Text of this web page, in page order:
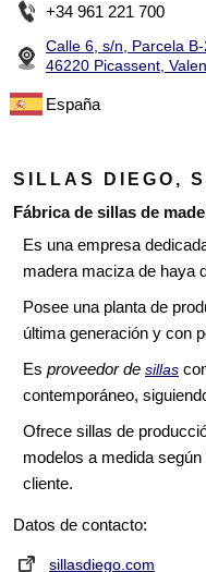
+34 961 221 700
Calle 6, s/n, Parcela
46220 Picassent,
España
SILLAS DIEGO,
Fábrica de sillas de
Es una empresa
madera maciza de haya
Posee una planta de
última generación y con
Es proveedor de sillas
contemporáneo,
Ofrece sillas de
modelos a medida
cliente.
Datos de contacto:
sillasdiego.com